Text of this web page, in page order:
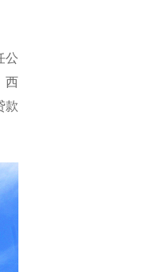
公
西
款